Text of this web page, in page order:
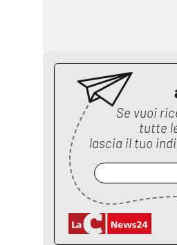
Se vuoi
tutte
lascia il tuo